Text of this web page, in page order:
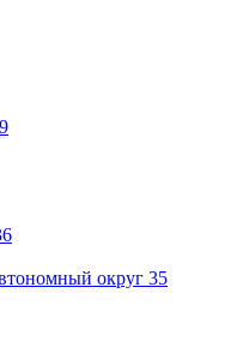
округ 35